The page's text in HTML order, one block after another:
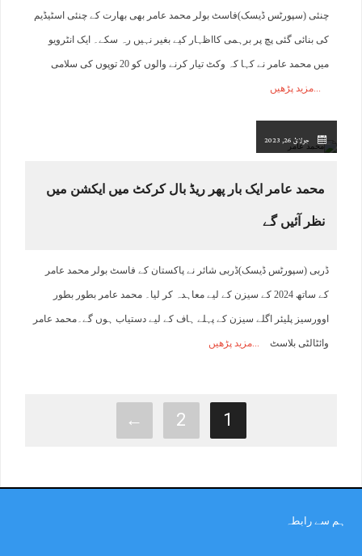
چنئی (سپورٹس ڈیسک)فاسٹ بولر محمد عامر بھی بھارت کے چنئی اسٹیڈیم
کی بنائی گئی پچ پر برہمی کااظہار کیے بغیر نہیں رہ سکے۔ ایک انٹرویو
میں محمد عامر نے کہا کہ وکٹ تیار کرنے والوں کو 20 توپوں کی سلامی
مزید پڑھیں
جولائ 26, 2023
محمد عامر ایک بار پھر ریڈ بال کرکٹ میں ایکشن میں
نظر آئیں گے
ڈربی (سپورٹس ڈیسک)ڈربی شائر نے پاکستان کے فاسٹ بولر محمد عامر
کے ساتھ 2024 کے سیزن کے لیے معاہدہ کر لیا۔ محمد عامر بطور بطور
اوورسیز پلیئر اگلے سیزن کے پہلے ہاف کے لیے دستیاب ہوں گے۔محمد عامر
وائٹالٹی بلاسٹ مزید پڑھیں
1
2
←
ہم سے رابطہ